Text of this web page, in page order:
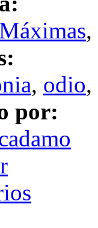
Máximas,
, odio,
por: